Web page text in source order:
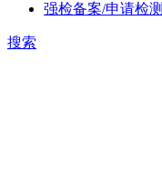
强检备案/申请检测
搜索